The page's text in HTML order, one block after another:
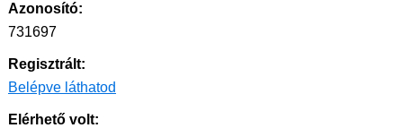
Azonosító:
731697
Regisztrált:
Belépve láthatod
Elérhető volt: